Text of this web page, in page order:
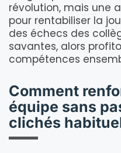
révolution, mais une
pour rentabiliser la
des échecs des
savantes, alors
compétences
Comment
équipe sans
clichés